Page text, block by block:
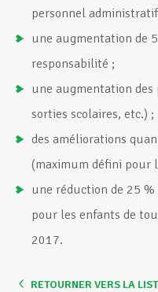
personnel
une augmentation de
responsabilité ;
une augmentation
sorties scolaires, etc.) ;
des améliorations
(maximum défini pour
une réduction de 25 %
pour les enfants de
2017.
RETOURNER VERS LA